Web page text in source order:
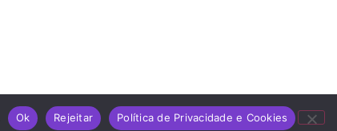
Ok Rejeitar Política de Privacidade e Cookies